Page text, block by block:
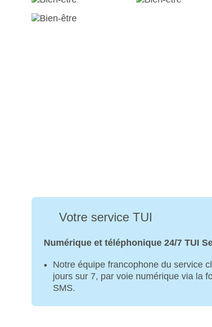
Votre service TUI
Numérique et téléphonique 24/7 TUI
Notre équipe francophone du service
jours sur 7, par voie numérique via la
SMS.